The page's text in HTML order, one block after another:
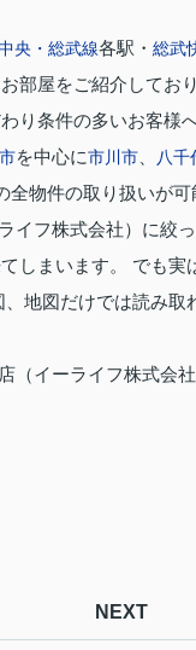
央・総武線各駅・ 総武
部屋をご紹介してお
り条件の多いお客様
を中心に市川市 八千
全物件の取り扱いが
イフ株式会社）に絞
しまいます。 でも
地図だけでは読み
店（イーライフ株式会
NEXT